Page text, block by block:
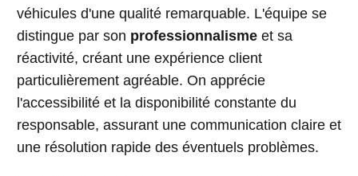
véhicules d'une qualité remarquable. L'équipe se
distingue par son professionnalisme et sa
réactivité, créant une expérience client
particulièrement agréable. On apprécie
l'accessibilité et la disponibilité constante du
responsable, assurant une communication claire et
une résolution rapide des éventuels problèmes.